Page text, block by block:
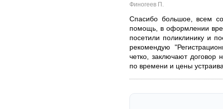
Финогеев П.
Спасибо большое, всем
помощь, в оформлении
посетили поликлинику и
рекомендую
четко, заключают договор
по времени и цены